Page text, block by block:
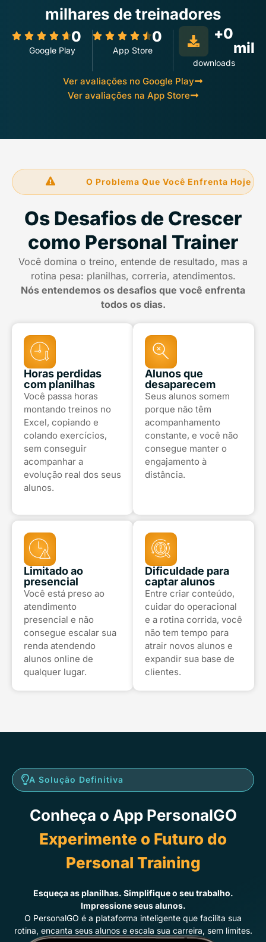
milhares de treinadores
0
Google Play
0
App Store
+0
mil
downloads
Ver avaliações no Google Play
Ver avaliações na App Store
O Problema Que Você Enfrenta Hoje
Os Desafios de Crescer
como Personal Trainer
Você domina o treino, entende de resultado, mas a
rotina pesa: planilhas, correria, atendimentos.
Nós entendemos os desafios que você enfrenta
todos os dias.
Horas perdidas
com planilhas
Você passa horas
montando treinos no
Excel, copiando e
colando exercícios,
sem conseguir
acompanhar a
evolução real dos seus
alunos.
Alunos que
desaparecem
Seus alunos somem
porque não têm
acompanhamento
constante, e você não
consegue manter o
engajamento à
distância.
Limitado ao
presencial
Você está preso ao
atendimento
presencial e não
consegue escalar sua
renda atendendo
alunos online de
qualquer lugar.
Dificuldade para
captar alunos
Entre criar conteúdo,
cuidar do operacional
e a rotina corrida, você
não tem tempo para
atrair novos alunos e
expandir sua base de
clientes.
A Solução Definitiva
Conheça o App PersonalGO
Experimente o Futuro do
Personal Training
Esqueça as planilhas. Simplifique o seu trabalho.
Impressione seus alunos.
O PersonalGO é a plataforma inteligente que facilita sua
rotina, encanta seus alunos e escala sua carreira, sem limites.